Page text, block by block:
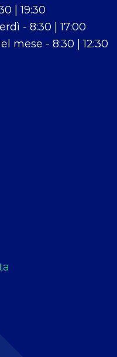
| 19:30
- 8:30 | 17:00
mese - 8:30 | 12:30